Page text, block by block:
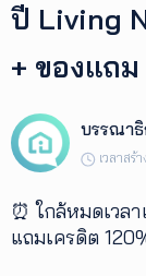
AgentClub
AgentTool
UpSkill
ปี Living
+ ของแถ
เวลาส
⏰ ใกล้หมดเวล
แถมเครดิต